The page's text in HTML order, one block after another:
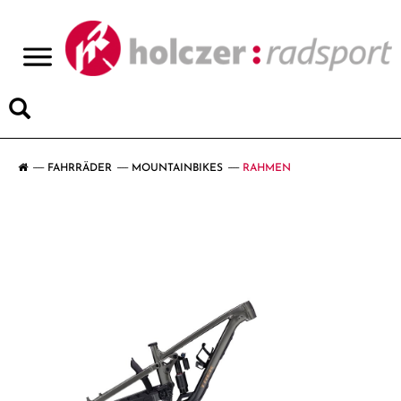
FAHRRÄDER MOUNTAINBIKES RAHMEN